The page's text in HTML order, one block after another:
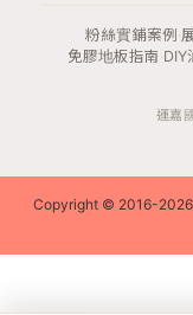
粉絲實鋪案例 ·
免膠地板指南 ·DIY
運嘉
Copyright © 2016-2026